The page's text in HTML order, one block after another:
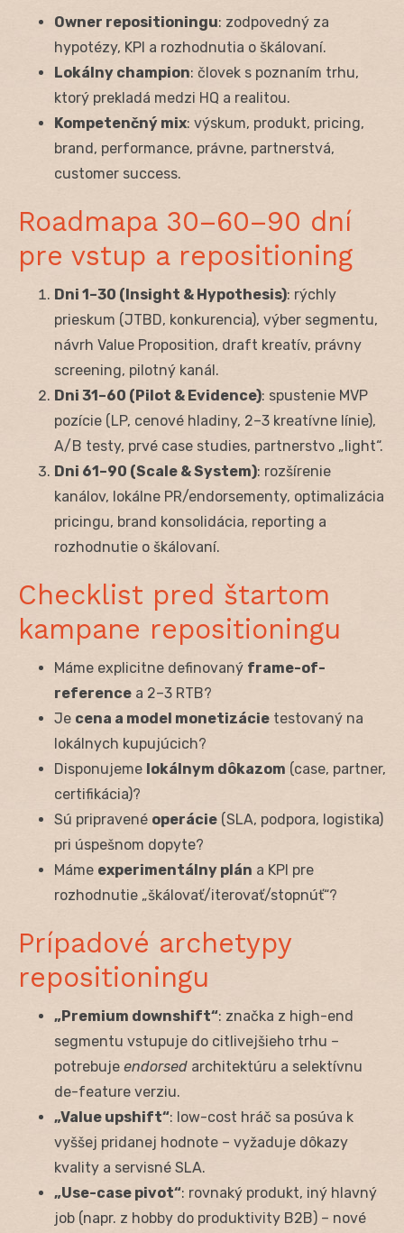
Owner repositioningu: zodpovedný za
hypotézy, KPI a rozhodnutia o škálovaní.
Lokálny champion: človek s poznaním trhu,
ktorý prekladá medzi HQ a realitou.
Kompetenčný mix: výskum, produkt, pricing,
brand, performance, právne, partnerstvá,
customer success.
Roadmapa 30–60–90 dní
pre vstup a repositioning
Dni 1–30 (Insight & Hypothesis): rýchly
prieskum (JTBD, konkurencia), výber segmentu,
návrh Value Proposition, draft kreatív, právny
screening, pilotný kanál.
Dni 31–60 (Pilot & Evidence): spustenie MVP
pozície (LP, cenové hladiny, 2–3 kreatívne línie),
A/B testy, prvé case studies, partnerstvo „light“.
Dni 61–90 (Scale & System): rozšírenie
kanálov, lokálne PR/endorsementy, optimalizácia
pricingu, brand konsolidácia, reporting a
rozhodnutie o škálovaní.
Checklist pred štartom
kampane repositioningu
Máme explicitne definovaný frame-of-
reference a 2–3 RTB?
Je cena a model monetizácie testovaný na
lokálnych kupujúcich?
Disponujeme lokálnym dôkazom (case, partner,
certifikácia)?
Sú pripravené operácie (SLA, podpora, logistika)
pri úspešnom dopyte?
Máme experimentálny plán a KPI pre
rozhodnutie „škálovať/iterovať/stopnúť“?
Prípadové archetypy
repositioningu
„Premium downshift“: značka z high-end
segmentu vstupuje do citlivejšieho trhu –
potrebuje endorsed architektúru a selektívnu
de-feature verziu.
„Value upshift“: low-cost hráč sa posúva k
vyššej pridanej hodnote – vyžaduje dôkazy
kvality a servisné SLA.
„Use-case pivot“: rovnaký produkt, iný hlavný
job (napr. z hobby do produktivity B2B) – nové